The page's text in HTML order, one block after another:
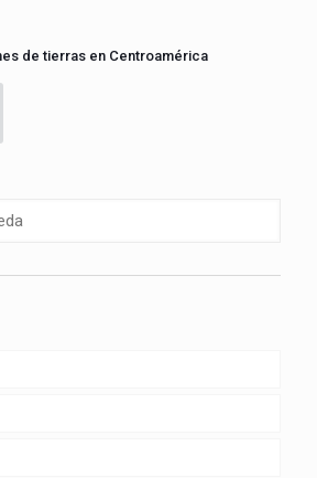
de tierras en Centroamérica